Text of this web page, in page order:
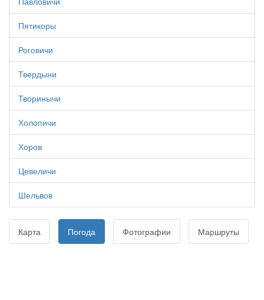
Пятикоры
Роговичи
Твердыни
Творинычи
Холопичи
Хоров
Цевеличи
Шельвов
Карта Погода Фотографии Маршруты